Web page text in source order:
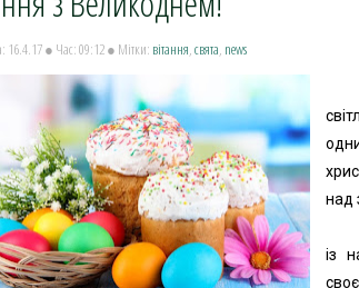
16.4.17 ● Час: 09:12 ● Мітки: вітання,свята, news
над
із